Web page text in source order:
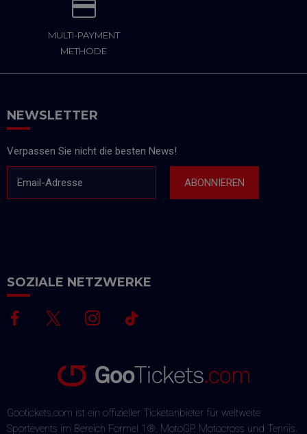
MULTI-PAYMENT
METHODE
NEWSLETTER
Verpassen Sie nicht die besten News!
Email-Adresse ABONNIEREN
SOZIALE NETZWERKE
Gootickets.com ist ein offizieller Ticketanbieter für weltweite
Sportevents im Bereich Formel 1®, MotoGP, Motocross und Tennis.